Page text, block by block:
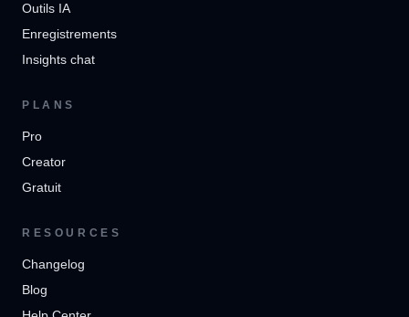
Outils IA
Enregistrements
Insights chat
PLANS
Pro
Creator
Gratuit
RESOURCES
Changelog
Blog